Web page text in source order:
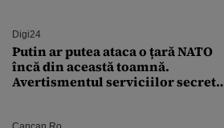
Digi24
Putin ar putea ataca o țară NATO
încă din această toamnă.
Avertismentul serviciilor secrete